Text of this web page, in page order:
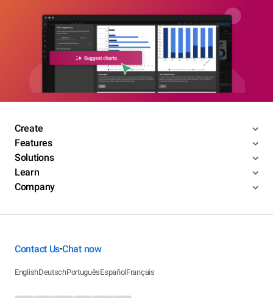
Create
Features
Solutions
Learn
Company
Contact Us•Chat now
EnglishDeutschPortuguêsEspañolFrançais